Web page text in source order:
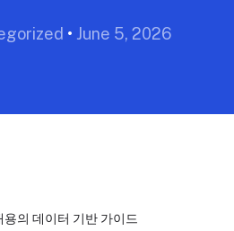
• June 5, 2026
의 데이터 기반 가이드